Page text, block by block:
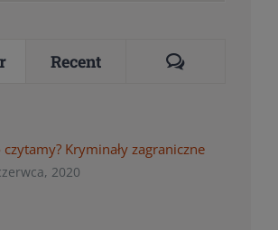
Recent Comments
czytamy? Kryminały zagraniczne
2020